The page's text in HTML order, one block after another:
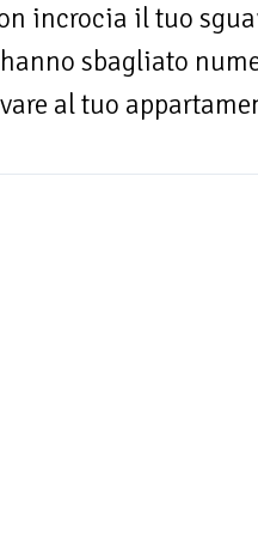
incrocia il tuo
sbagliato
al tuo